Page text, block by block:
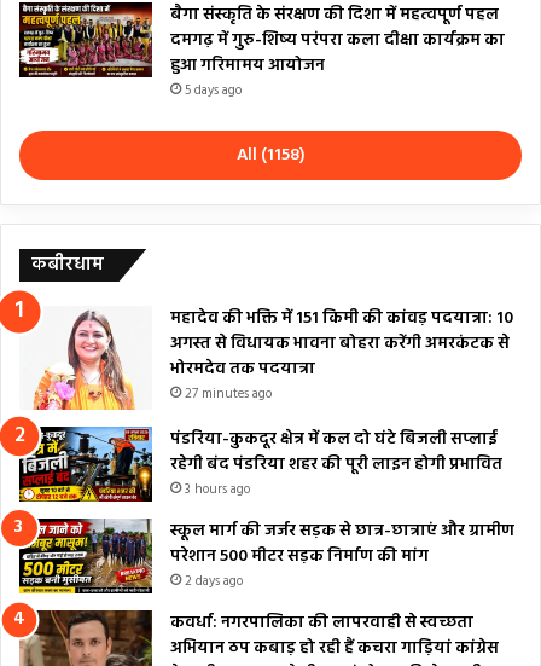
बैगा संस्कृति के संरक्षण की दिशा में महत्वपूर्ण पहल
दमगढ़ में गुरु-शिष्य परंपरा कला दीक्षा कार्यक्रम का
हुआ गरिमामय आयोजन
5 days ago
All (1158)
कबीरधाम
महादेव की भक्ति में 151 किमी की कांवड़ पदयात्रा: 10
अगस्त से विधायक भावना बोहरा करेंगी अमरकंटक से
भोरमदेव तक पदयात्रा
27 minutes ago
पंडरिया-कुकदूर क्षेत्र में कल दो घंटे बिजली सप्लाई
रहेगी बंद पंडरिया शहर की पूरी लाइन होगी प्रभावित
3 hours ago
स्कूल मार्ग की जर्जर सड़क से छात्र-छात्राएं और ग्रामीण
परेशान 500 मीटर सड़क निर्माण की मांग
2 days ago
कवर्धा: नगरपालिका की लापरवाही से स्वच्छता
अभियान ठप कबाड़ हो रही हैं कचरा गाड़ियां कांग्रेस